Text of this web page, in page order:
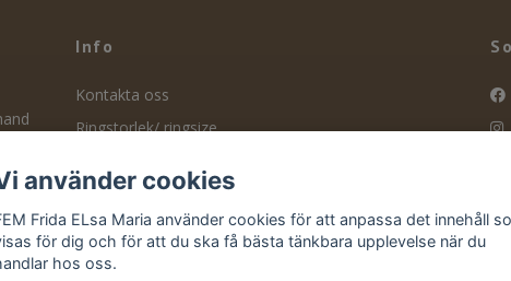
of
Info
Kontakta oss
Ringstorlek/ ringsize
Köpvillkor
Retur
använder cookies
Frida ELsa Maria använder cookies för att anpassa det innehåll
för dig och för att du ska få bästa tänkbara upplevelse när du
hos oss.